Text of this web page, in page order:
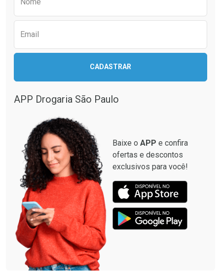
Email
CADASTRAR
APP Drogaria São Paulo
Baixe o APP e confira
ofertas e descontos
exclusivos para você!